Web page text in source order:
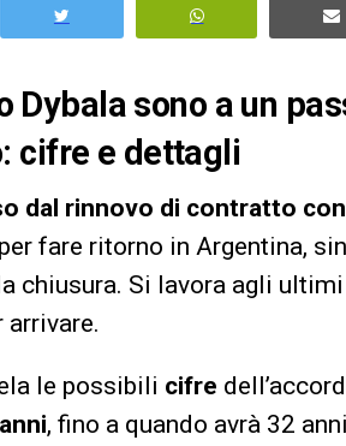
Dybala sono a un
cifre e dettagli
dal rinnovo di contratto
fare ritorno in Argentina,
chiusura. Si lavora agli
le possibili cifre
, fino a quando avrà 32